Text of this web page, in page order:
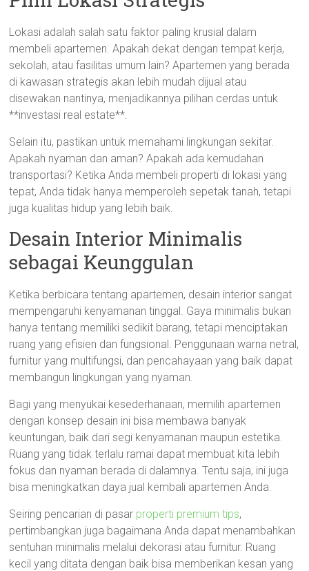
Lokasi adalah salah satu faktor paling krusial dalam
membeli apartemen. Apakah dekat dengan tempat kerja,
sekolah, atau fasilitas umum lain? Apartemen yang berada
di kawasan strategis akan lebih mudah dijual atau
disewakan nantinya, menjadikannya pilihan cerdas untuk
**investasi real estate**.
Selain itu, pastikan untuk memahami lingkungan sekitar.
Apakah nyaman dan aman? Apakah ada kemudahan
transportasi? Ketika Anda membeli properti di lokasi yang
tepat, Anda tidak hanya memperoleh sepetak tanah, tetapi
juga kualitas hidup yang lebih baik.
Desain Interior Minimalis
sebagai Keunggulan
Ketika berbicara tentang apartemen, desain interior sangat
mempengaruhi kenyamanan tinggal. Gaya minimalis bukan
hanya tentang memiliki sedikit barang, tetapi menciptakan
ruang yang efisien dan fungsional. Penggunaan warna netral,
furnitur yang multifungsi, dan pencahayaan yang baik dapat
membangun lingkungan yang nyaman.
Bagi yang menyukai kesederhanaan, memilih apartemen
dengan konsep desain ini bisa membawa banyak
keuntungan, baik dari segi kenyamanan maupun estetika.
Ruang yang tidak terlalu ramai dapat membuat kita lebih
fokus dan nyaman berada di dalamnya. Tentu saja, ini juga
bisa meningkatkan daya jual kembali apartemen Anda.
Seiring pencarian di pasar properti premium tips,
pertimbangkan juga bagaimana Anda dapat menambahkan
sentuhan minimalis melalui dekorasi atau furnitur. Ruang
kecil yang ditata dengan baik bisa memberikan kesan yang